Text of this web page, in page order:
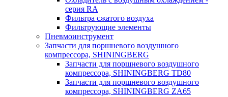
серия RA
Фильтра сжатого воздуха
Фильтрующие элементы
Пневмоинструмент
Запчасти для поршневого воздушного
компрессора, SHININGBERG
Запчасти для поршневого воздушного
компрессора, SHININGBERG TD80
Запчасти для поршневого воздушного
компрессора, SHININGBERG ZA65